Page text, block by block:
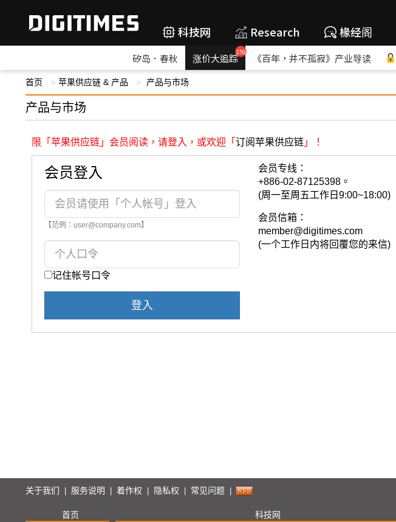
科技网 Research 椽经阁
矽岛．春秋 涨价大追踪259 《百年，并不孤寂》产业导读
首页 苹果供应链 & 产品 产品与市场
产品与市场
限「苹果供应链」会员阅读，请登入，或欢迎「 订阅苹果供应链 」！
会员登入
【范例：user@company.com】
记住帐号口令
登入
会员专线：
+886-02-87125398。
(周一至周五工作日9:00~18:00)
会员信箱：
member@digitimes.com
(一个工作日内将回覆您的来信)
关于我们 服务说明 着作权 隐私权 常见问题
首页 科技网